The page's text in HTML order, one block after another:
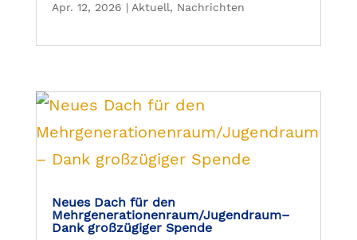
Apr. 12, 2026 | Aktuell, Nachrichten
Neues Dach für den
Mehrgenerationenraum/Jugendraum–
Dank großzügiger Spende